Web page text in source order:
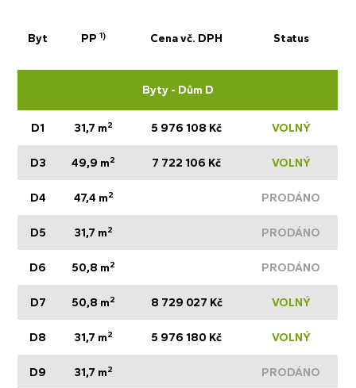
Byt PP1) Cena vč. DPH Status
Byty - Dům D
D1 31,7 m2 5 976 108 Kč VOLNÝ
D3 49,9 m2 7 722 106 Kč VOLNÝ
D4 47,4 m2 PRODÁNO
D5 31,7 m2 PRODÁNO
D6 50,8 m2 PRODÁNO
D7 50,8 m2 8 729 027 Kč VOLNÝ
D8 31,7 m2 5 976 180 Kč VOLNÝ
D9 31,7 m2 PRODÁNO